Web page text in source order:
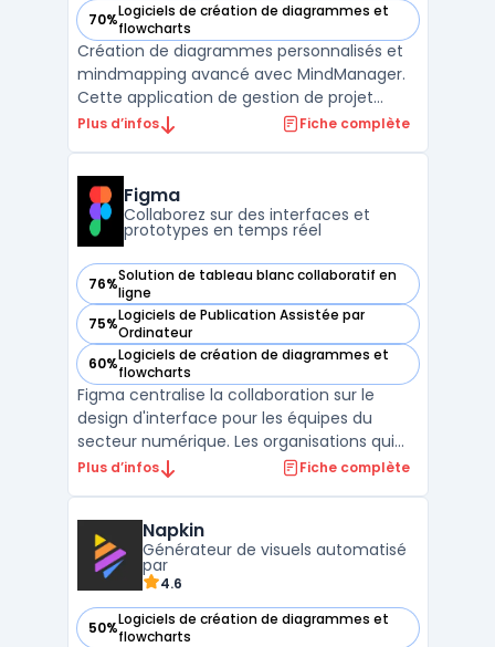
70%Logiciels de création de diagrammes et
flowcharts
— voir MindManager dans cette catégorie
Création de diagrammes personnalisés et
mindmapping avancé avec MindManager.
Cette application de gestion de projet
populaire permet aux utilisateurs de gérer
pour visualiser et organiser des idées et des
tâches. Grâce ...
Plus d’infos Fiche complète
Figma
Collaborez sur des interfaces et
prototypes en temps réel
76%Solution de tableau blanc collaboratif en
ligne
— voir Figma dans cette catégorie
75%Logiciels de Publication Assistée par
Ordinateur
— voir Figma dans cette catégorie
60%Logiciels de création de diagrammes et
flowcharts
— voir Figma dans cette catégorie
Figma centralise la collaboration sur le
design d'interface pour les équipes du
secteur numérique. Les organisations qui
pilotent plusieurs projets web ou mobiles
projets. Travailler en simultané sur un
même fichi ...
Plus d’infos Fiche complète
Napkin
Générateur de visuels automatisé
par
4.6
50%Logiciels de création de diagrammes et
flowcharts
— voir Napkin dans cette catégorie